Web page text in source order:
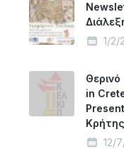
1/2/
in
12/